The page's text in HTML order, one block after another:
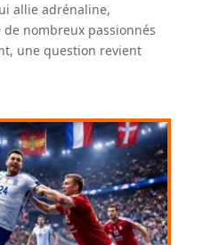
allie adrénaline,
nombreux passionnés
une question revient